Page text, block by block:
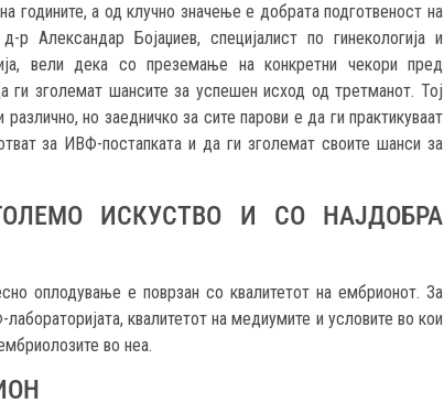
годините, а од клучно значење е добрата подготвеност на
Александар Бојаџиев, специјалист по гинекологија и
вели дека со преземање на конкретни чекори пред
ги зголемат шансите за успешен исход од третманот. Тој
но заедничко за сите парови е да ги практикуваат
за ИВФ-постапката и да ги зголемат своите шанси за
ИСКУСТВО И СО НАЈДОБРА
оплодување е поврзан со квалитетот на ембрионот. За
квалитетот на медиумите и условите во кои
во неа.